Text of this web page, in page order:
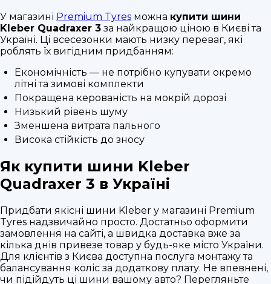
У магазині Premium Tyres можна купити шини
Kleber Quadraxer 3 за найкращою ціною в Києві та
Україні. Ці всесезонки мають низку переваг, які
роблять їх вигідним придбанням:
Економічність — не потрібно купувати окремо
літні та зимові комплекти
Покращена керованість на мокрій дорозі
Низький рівень шуму
Зменшена витрата пального
Висока стійкість до зносу
Як купити шини Kleber
Quadraxer 3 в Україні
Придбати якісні шини Kleber у магазині Premium
Tyres надзвичайно просто. Достатньо оформити
замовлення на сайті, а швидка доставка вже за
кілька днів привезе товар у будь-яке місто України.
Для клієнтів з Києва доступна послуга монтажу та
балансування коліс за додаткову плату. Не впевнені,
чи підійдуть ці шини вашому авто? Перегляньте